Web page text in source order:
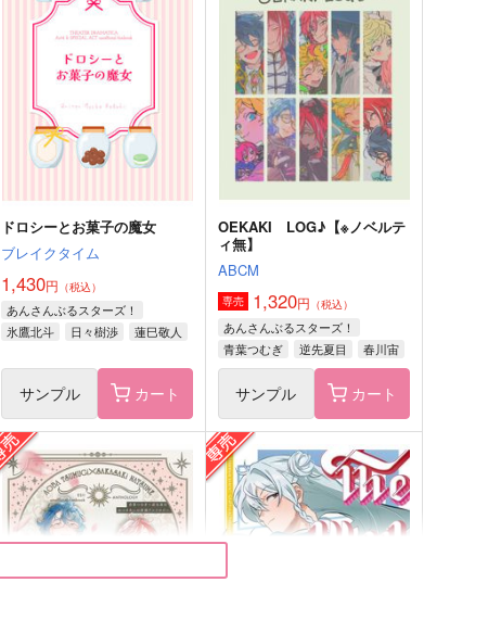
俳優×アイドル再録2ー渋谷VR
ライブ編ー
赤井秀一×安室透
サンプル 作品詳細
ゴールデンキャバレー再録総
集編《青》11～15
MORBID＋LOVERS
2,357円（税込）
オールキャラ
サンプル 作品詳細
再録集)ほんまる幼稚園 ディ
レクターズカット
2,463
【特典付】刀剣再録アンコー
ル！２
4,015
ドロシーとお菓子の魔女
ブレイクタイム
1,430円 （税込）
あんさんぶるスターズ！
氷鷹北斗
日々樹渉 蓮巳敬人
サンプル カート
OEKAKI LOG♪【※ノベルテ
ィ無】
ABCM
専売 1,320円 （税込）
あんさんぶるスターズ！
青葉つむぎ
逆先夏目 春川宙
サンプル カート